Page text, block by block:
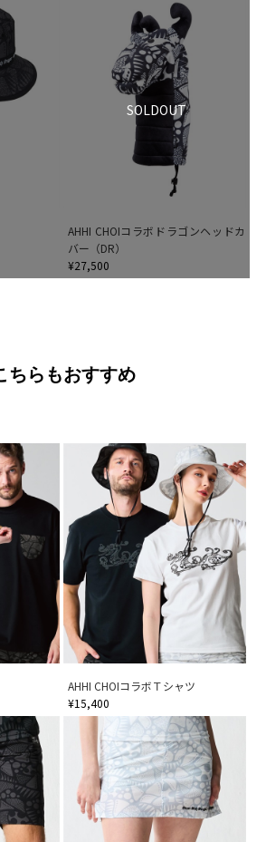
SOLDOUT
AHHI CHOIコラボドラゴンヘッドカ
バー（DR）
¥27,500
ちらもおすすめ
AHHI CHOIコラボＴシャツ
¥15,400